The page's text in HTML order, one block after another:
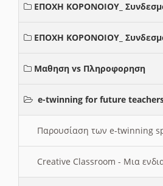
ΕΠΟΧΗ ΚΟΡΟΝΟΙΟΥ_
ΕΠΟΧΗ ΚΟΡΟΝΟΙΟΥ_
Μαθηση vs Πληροφορηση
e-twinning for future
Παρουσίαση των e-twinning
Creative Classroom - Μια